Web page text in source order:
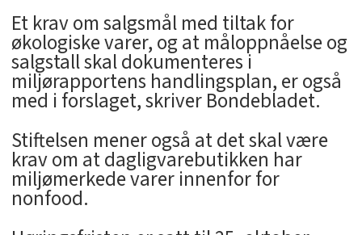
Et krav om salgsmål med tiltak for
økologiske varer, og at måloppnåelse og
salgstall skal dokumenteres i
miljørapportens handlingsplan, er også
med i forslaget, skriver Bondebladet.
Stiftelsen mener også at det skal være
krav om at dagligvarebutikken har
miljømerkede varer innenfor for
nonfood.